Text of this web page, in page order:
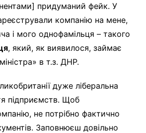
придуманий фейк. У
компанію на мене,
і мого однофамільця – такого
, який, як виявилося, займає
в т.з. ДНР.
дуже ліберальна
підприємств. Щоб
не потрібно фактично
Заповнюєш довільно